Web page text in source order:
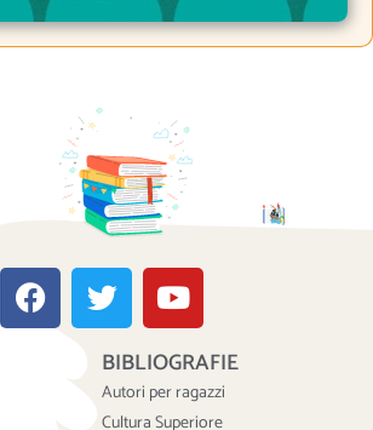
F
a
c
T
w
i
t
t
Y
o
u
t
u
BIBLIOGRAFIE
Autori per ragazzi
Cultura Superiore